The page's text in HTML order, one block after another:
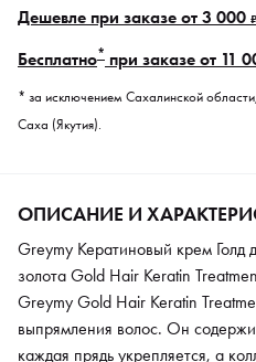
Дешевле при заказе от 3 000 ₽
Бесплатно* при заказе от 11
* за исключением Сахалинской
Саха (Якутия).
ОПИСАНИЕ И
Greymy Кератиновый крем Голд
золота Gold Hair Keratin
Greymy Gold Hair Keratin
выпрямления волос. Он
каждая прядь укрепляется, а